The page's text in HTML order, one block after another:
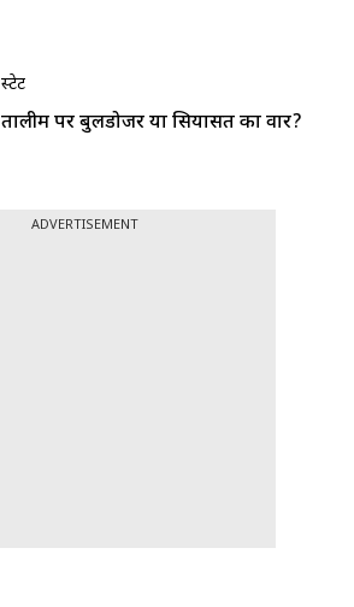
स्टेट
तालीम पर बुलडोजर या सियासत का वार?
ADVERTISEMENT